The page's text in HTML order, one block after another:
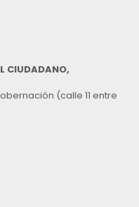
CIUDADANO,
(calle 11 entre